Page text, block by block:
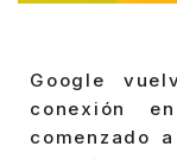
Google
conexión
comenzado